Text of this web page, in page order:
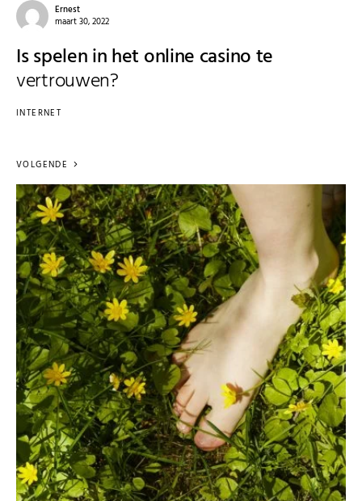
Ernest
maart 30, 2022
Is spelen in het online casino te
vertrouwen?
INTERNET
VOLGENDE